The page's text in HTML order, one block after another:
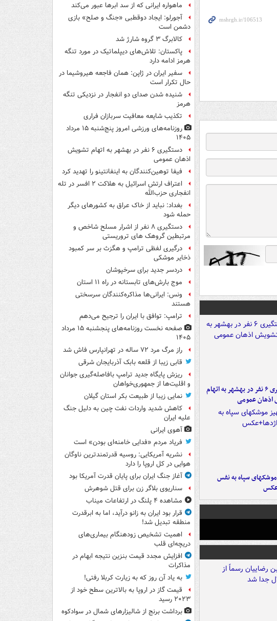
دستگیری ۶ نفر در بهشهر به اتهام
عمومی
سپاه به نفس
ماهواره ایرانی که از سد ابرها عبور می‌کند
آجورلو: ایجاد دوقطبی «جنگ و صلح‌» بازی
دشمن است
کالابرگ ۳ گروه شارژ شد
پاکستان: تلاش‌های دیپلماتیک در مورد تنگه
هرمز ادامه دارد
سفیر ایران در ژاپن: همان فاجعه هیروشیما در
حال تکرار است
شنیده شدن صدای دو انفجار در نزدیکی تنگه
هرمز
تکذیب شایعه معافیت سربازان فراری
روزنامه‌های ورزشی امروز پنج‌شنبه ۱۵ مرداد
۱۴۰۵
دستگیری ۶ نفر در بهشهر به اتهام تشویش
اذهان عمومی
فیفا توهین‌کنندگان به اینفانتینو را تهدید کرد
اعتراف ارتش اسرائیل به هلاکت ۲ افسر در تله
انفجاری حزب‌الله
بغداد: نباید از خاک عراق به کشورهای دیگر
حمله شود
دستگیری ۸ نفر از اشرار مسلح شاخص و
مرتبطین گروهک های تروریستی
درگیری لفظی ترامپ و هگزث بر سر کمبود
ذخایر موشکی
دردسر جدید برای سرخپوشان
موج بارش‌های تابستانه در راه ۱۱ استان
ونس: ایرانی‌ها مذاکره‌کنندگان سرسختی
هستند
ترامپ: توافق با ایران را ترجیح می‌دهم
صفحه نخست روزنامه‌های پنجشنبه ۱۵ مرداد
۱۴۰۵
راز مرگ مرد ۷۲ ساله در تهرانپارس فاش شد
قابی زیبا از قلعه بابک آذربایجان شرقی
ریزش پایگاه جدید ترامپ بافاصله‌گیری جوانان
و اقلیت‌ها از جمهوری‌خواهان
نمایی زیبا از طبیعت بکر استان گیلان
کاهش شدید واردات نفت چین به دلیل جنگ
علیه ایران
آهوی ایرانی
فریاد مردم «فدایی خامنه‌ای بودن» است
نشریه آمریکایی: روسیه قدرتمندترین ناوگان
هوایی در کل اروپا را دارد
آغاز جنگ ایران برای پایان قدرت آمریکا بود
سناریوی بلاگر زن برای قتل شوهرش
مشاهده ۴ پلنگ در ارتفاعات میناب
قرار بود ایران به زانو درآید، اما به ابرقدرت
منطقه تبدیل شد!
اهمیت تشخیص زودهنگام بیماری‌های
دریچه‌ای قلب
افزایش مجدد قیمت بنزین نتیجه ابهام در
مذاکرات
به یاد آن روز که به زیارت کربلا رفتی!
قیمت گاز در اروپا به بالاترین سطح خود از
۲۰۲۳ رسید
برداشت برنج از شالیزارهای شمال در سوادکوه